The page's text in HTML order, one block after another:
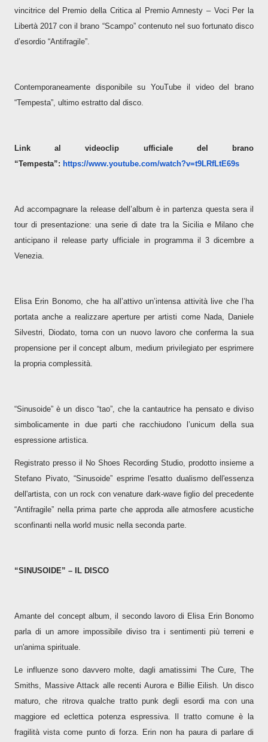
vincitrice del Premio della Critica al Premio Amnesty – Voci Per la
Libertà 2017 con il brano “Scampo” contenuto nel suo fortunato disco
d’esordio “Antifragile”.
Contemporaneamente disponibile su YouTube il video del brano
“Tempesta”, ultimo estratto dal disco.
Link al videoclip ufficiale del brano
“Tempesta”: https://www.youtube.com/watch?v=t9LRfLtE69s
Ad accompagnare la release dell’album è in partenza questa sera il
tour di presentazione: una serie di date tra la Sicilia e Milano che
anticipano il release party ufficiale in programma il 3 dicembre a
Venezia.
Elisa Erin Bonomo, che ha all’attivo un’intensa attività live che l’ha
portata anche a realizzare aperture per artisti come Nada, Daniele
Silvestri, Diodato, torna con un nuovo lavoro che conferma la sua
propensione per il concept album, medium privilegiato per esprimere
la propria complessità.
“Sinusoide” è un disco “tao”, che la cantautrice ha pensato e diviso
simbolicamente in due parti che racchiudono l’unicum della sua
espressione artistica.
Registrato presso il No Shoes Recording Studio, prodotto insieme a
Stefano Pivato, “Sinusoide” esprime l'esatto dualismo dell'essenza
dell'artista, con un rock con venature dark-wave figlio del precedente
“Antifragile” nella prima parte che approda alle atmosfere acustiche
sconfinanti nella world music nella seconda parte.
“SINUSOIDE” – IL DISCO
Amante del concept album, il secondo lavoro di Elisa Erin Bonomo
parla di un amore impossibile diviso tra i sentimenti più terreni e
un'anima spirituale.
Le influenze sono davvero molte, dagli amatissimi The Cure, The
Smiths, Massive Attack alle recenti Aurora e Billie Eilish. Un disco
maturo, che ritrova qualche tratto punk degli esordi ma con una
maggiore ed eclettica potenza espressiva. Il tratto comune è la
fragilità vista come punto di forza. Erin non ha paura di parlare di